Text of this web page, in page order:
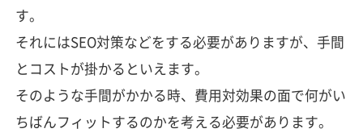
す。
それにはSEO対策などをする必要がありますが、手間
とコストが掛かるといえます。
そのような手間がかかる時、費用対効果の面で何がい
ちばんフィットするのかを考える必要があります。